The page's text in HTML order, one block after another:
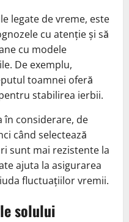
legate de vreme, este
cu atenție și să
cu modele
De exemplu,
toamnei oferă
stabilirea ierbii.
considerare, de
când selectează
sunt mai rezistente la
ajuta la asigurarea
fluctuațiilor vremii.
solului